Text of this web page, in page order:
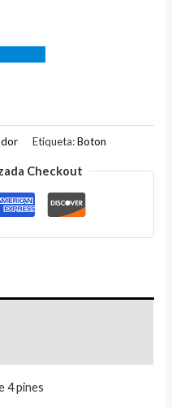
Etiqueta:Boton
Checkout
4 pines